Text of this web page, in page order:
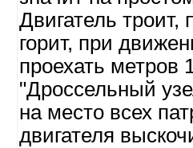
Двигатель троит,
горит, при
проехать метров
"Дроссельный
на место всех
двигателя